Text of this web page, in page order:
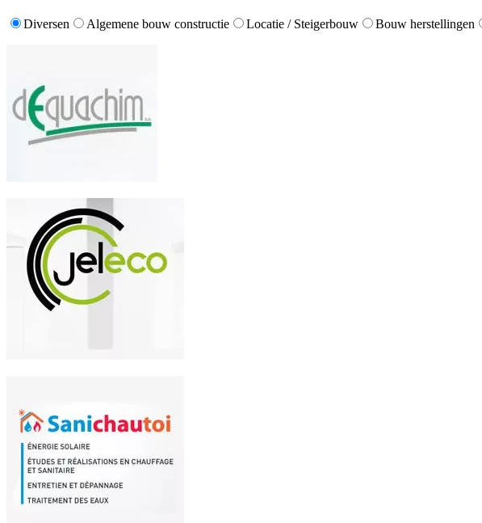
Diversen Algemene bouw constructie Locatie / Steigerbouw Bouw herstellingen